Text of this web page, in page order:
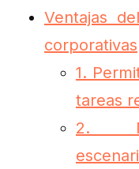
Ventajas
corporativas
1.
tareas
2.